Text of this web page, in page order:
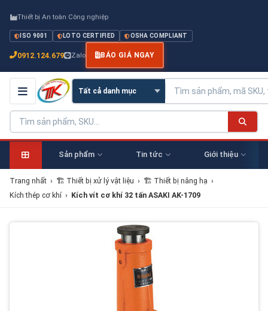
Thiết bị An toàn Công nghiệp
ISO 9001 LOTO CERTIFIED OSHA COMPLIANT
0912.124.679 Zalo BÁO GIÁ NGAY
Sản phẩm Tin tức Giới thiệu
Trang nhất › 🏗 Thiết bị xử lý vật liệu › 🏗 Thiết bị nâng hạ ›
Kích thép cơ khí › Kích vít cơ khí 32 tấn ASAKI AK-1709